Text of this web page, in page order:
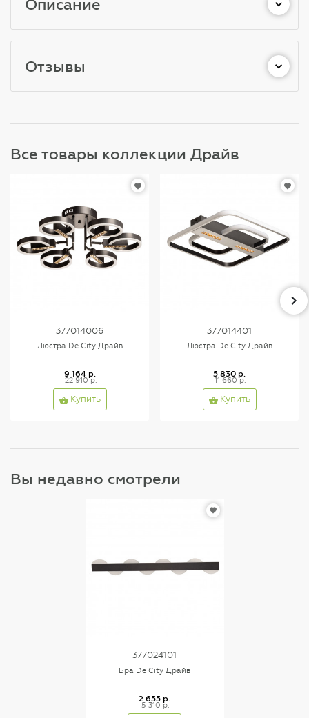
Отзывы
Все товары коллекции Драйв
377014006
Люстра De City Драйв
9 164 р.
22 910 р.
Купить
377014401
Люстра De City Драйв
5 830 р.
11 660 р.
Купить
Вы недавно смотрели
377024101
Бра De City Драйв
2 655 р.
5 310 р.